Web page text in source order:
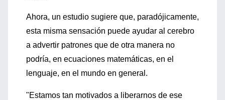
Ahora, un estudio sugiere que, paradójicamente,
esta misma sensación puede ayudar al cerebro
a advertir patrones que de otra manera no
podría, en ecuaciones matemáticas, en el
lenguaje, en el mundo en general.
"Estamos tan motivados a liberarnos de ese